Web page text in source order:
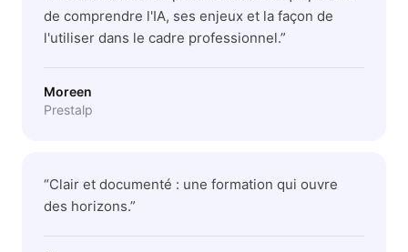
de comprendre l'IA, ses enjeux et la façon de
l'utiliser dans le cadre professionnel.”
Moreen
Prestalp
“Clair et documenté : une formation qui ouvre
des horizons.”